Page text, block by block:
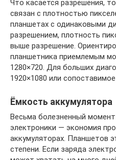
Что касается разрешения,
связан с плотностью
планшетах с одинаковыми
разрешением, плотность
выше разрешение.
планшетника приемлемым
1280×720. Для больших
1920×1080 или
Ёмкость аккумулятора
Весьма болезненный
электроники — экономия
аккумуляторах. Планшетов
степени. Если заряда